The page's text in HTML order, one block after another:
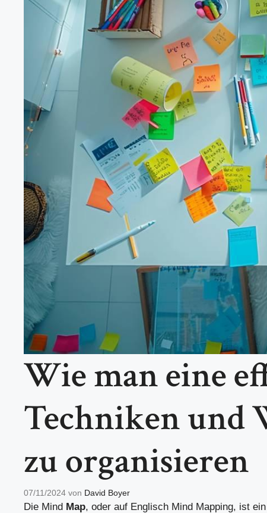
Wie man eine
Techniken und
zu organisieren
07/11/2024 von David Boyer
Die Mind Map, oder auf Englisch Mind Mapping, ist